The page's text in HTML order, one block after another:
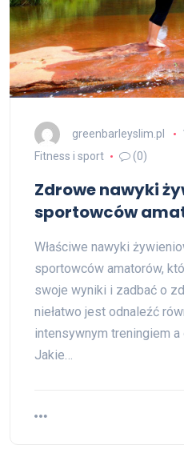
greenbarleyslim.pl
Fitness i sport
(0)
Zdrowe nawyki
sportowców
Właściwe nawyki
sportowców amatorów,
swoje wyniki i zadbać o
niełatwo jest odnaleźć
intensywnym treningiem
Jakie…